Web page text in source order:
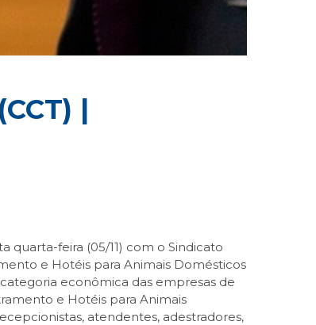
|
quarta-feira (05/11) com o Sindicato
e Hotéis para Animais Domésticos
econômica das empresas de
e Hotéis para Animais
atendentes, adestradores,